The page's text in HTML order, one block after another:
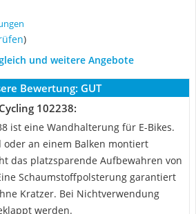
)
und weitere Angebote
Bewertung: GUT
102238:
ist eine Wandhalterung für E-Bikes.
oder an einem Balken montiert
das platzsparende Aufbewahren von
Schaumstoffpolsterung garantiert
Kratzer. Bei Nichtverwendung
werden.